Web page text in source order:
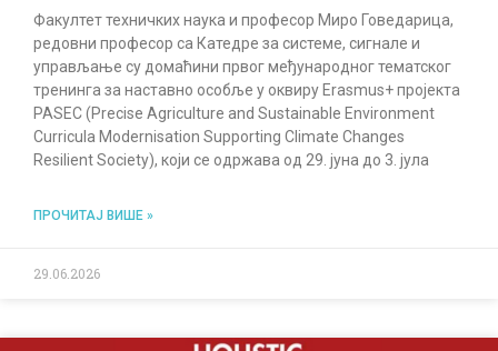
Факултет техничких наука и професор Миро Говедарица,
редовни професор са Катедре за системе, сигнале и
управљање су домаћини првог међународног тематског
тренинга за наставно особље у оквиру Erasmus+ пројекта
PASEC (Precise Agriculture and Sustainable Environment
Curricula Modernisation Supporting Climate Changes
Resilient Society), који се одржава од 29. јуна до 3. јула
ПРОЧИТАЈ ВИШЕ »
29.06.2026